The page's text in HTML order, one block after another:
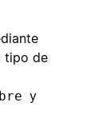
tipo de
y